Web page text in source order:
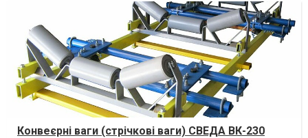
Конвеєрні ваги (стрічкові ваги) СВЕДА ВК-230